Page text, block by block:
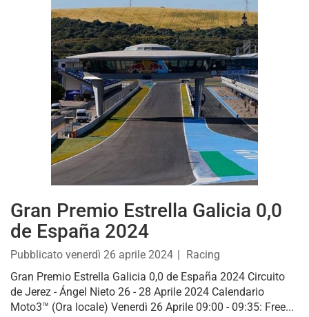
Gran Premio Estrella Galicia 0,0
de España 2024
Pubblicato venerdì 26 aprile 2024
Racing
Gran Premio Estrella Galicia 0,0 de España 2024 Circuito
de Jerez - Ángel Nieto 26 - 28 Aprile 2024 Calendario
Moto3™ (Ora locale) Venerdì 26 Aprile 09:00 - 09:35: Free...